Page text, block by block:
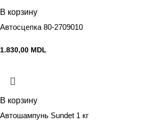
В корзину
Автосцепка 80-2709010
1.830,00 MDL
В корзину
Автошампунь Sundet 1 кг